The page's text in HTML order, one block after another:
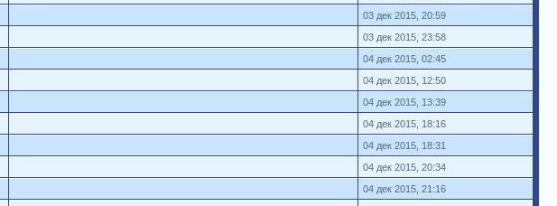
03 дек 2015, 20:59
03 дек 2015, 23:58
04 дек 2015, 02:45
04 дек 2015, 12:50
04 дек 2015, 13:39
04 дек 2015, 18:16
04 дек 2015, 18:31
04 дек 2015, 20:34
04 дек 2015, 21:16